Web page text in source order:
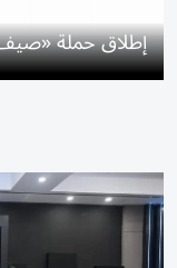
إطلاق حملة